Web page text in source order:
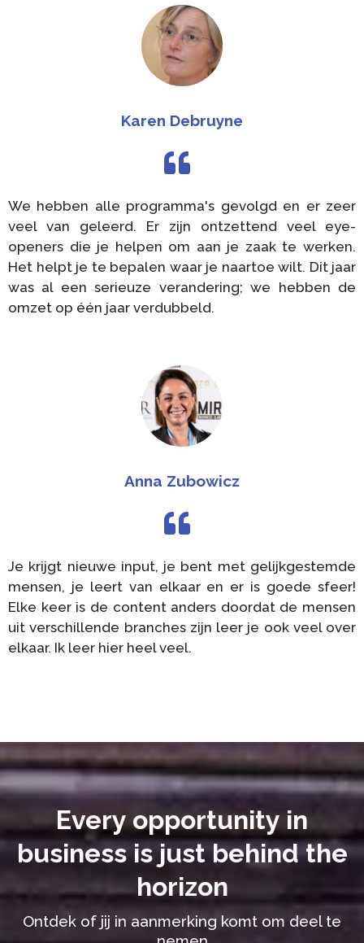
Karen Debruyne
We hebben alle programma's gevolgd en er zeer
veel van geleerd. Er zijn ontzettend veel eye-
openers die je helpen om aan je zaak te werken.
Het helpt je te bepalen waar je naartoe wilt. Dit jaar
was al een serieuze verandering; we hebben de
omzet op één jaar verdubbeld.
Anna Zubowicz
Je krijgt nieuwe input, je bent met gelijkgestemde
mensen, je leert van elkaar en er is goede sfeer!
Elke keer is de content anders doordat de mensen
uit verschillende branches zijn leer je ook veel over
elkaar. Ik leer hier heel veel.
Every opportunity in
business is just behind the
horizon
Ontdek of jij in aanmerking komt om deel te